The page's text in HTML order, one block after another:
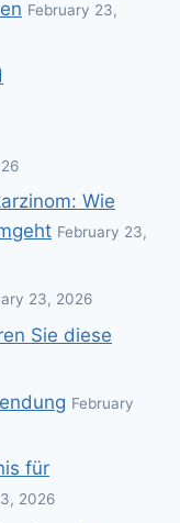
February 23,
Wie
February 23,
23, 2026
Sie diese
February
für
2026